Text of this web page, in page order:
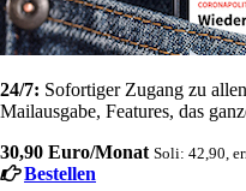
24/7: Sofortiger Zugang zu
Mailausgabe, Features, das
30,90 Euro/Monat Soli: 42,90,
Bestellen